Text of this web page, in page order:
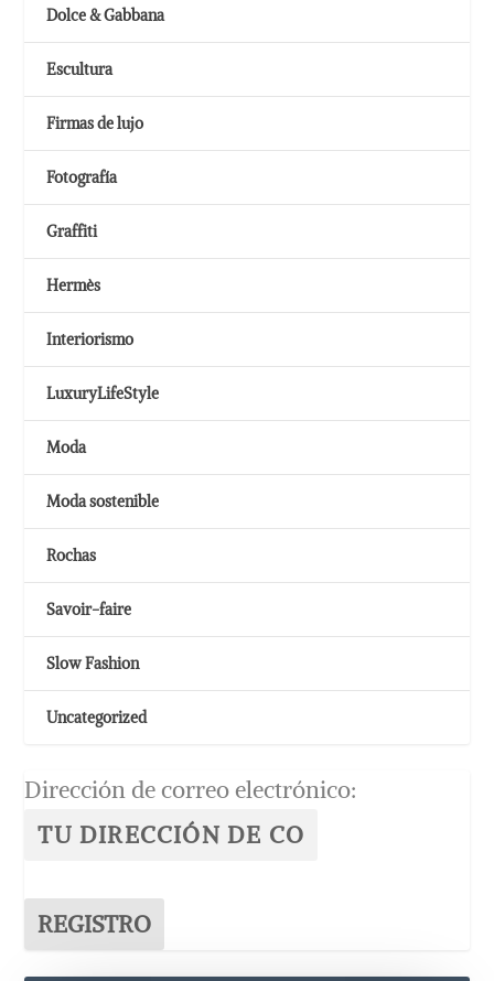
Dolce & Gabbana
Escultura
Firmas de lujo
Fotografía
Graffiti
Hermès
Interiorismo
LuxuryLifeStyle
Moda
Moda sostenible
Rochas
Savoir-faire
Slow Fashion
Uncategorized
Dirección de correo electrónico: